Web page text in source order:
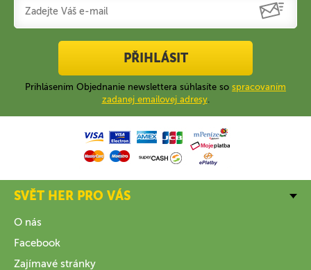
PŘIHLÁSIT
Prihlásením Objednanie newslettera súhlasíte so spracovaním
zadanej emailovej adresy.
SVĚT HER PRO VÁS
O nás
Facebook
Zajímavé stránky